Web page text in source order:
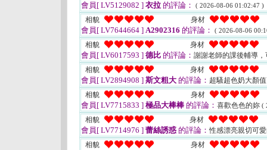
會員[ LV5129082 ] 衣拉 的評論： ( 2026-08-06 01:02:47 )
相貌 身材
會員[ LV7644664 ] A2902316 的評論： ( 2026-08-06
相貌 身材
會員[ LV6017593 ] 德比 的評論： 謝謝老師的課後輔導
相貌
身材
會員[ LV2894908 ] 斯文粗大 的評論： 超騷超色奶大顏
相貌
身材
會員[ LV7715833 ] 極品大棒棒 的評論： 喜歡色色的妳 (
相貌 身材
會員[ LV7714976 ] 蕾絲誘惑 的評論：性感漂亮親切可
相貌
身材